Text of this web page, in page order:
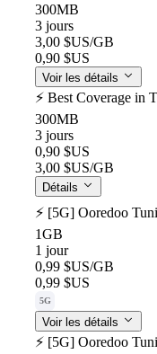
300MB
3 jours
3,00 $US/GB
0,90 $US
Voir les détails
⚡️ Best Coverage in
300MB
3 jours
0,90 $US
3,00 $US/GB
Détails
⚡️ [5G] Ooredoo
1GB
1 jour
0,99 $US/GB
0,99 $US
5G
Voir les détails
⚡️ [5G] Ooredoo